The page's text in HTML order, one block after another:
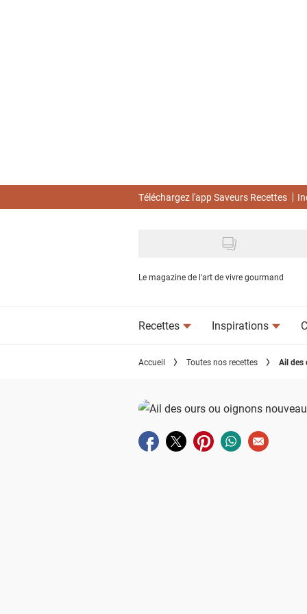
Téléchargez l'app Saveurs Recettes
Le magazine de l'art de vivre gourmand
Recettes Inspirations
Accueil Toutes nos recettes Ail des
Partager sur facebook
Partager sur twitter
Partager sur pinterest
Partager sur
Envoyer à